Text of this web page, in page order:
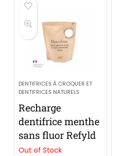
DENTIFRICES À CROQUER ET
DENTIFRICES NATURELS
Recharge
dentifrice menthe
sans fluor Refyld
Out of Stock